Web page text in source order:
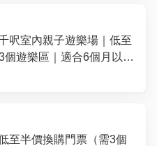
呎室內親子遊樂場｜低至
遊樂區｜適合6個月以上
至半價換購門票（需3個